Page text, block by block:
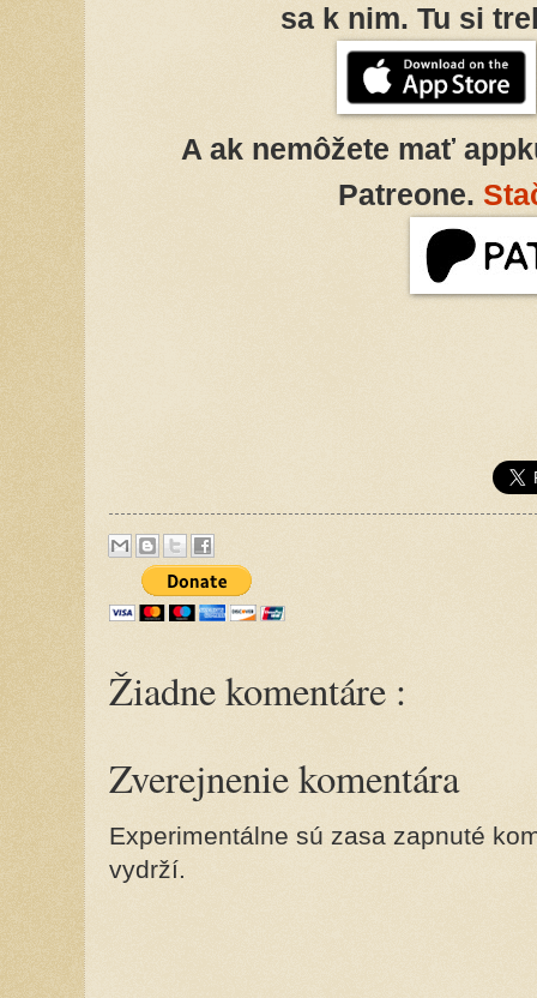
sa k nim. Tu si
A ak nemôžete mať
Patreone.
Žiadne komentáre :
Zverejnenie komentára
Experimentálne sú zasa zapnuté
vydrží.